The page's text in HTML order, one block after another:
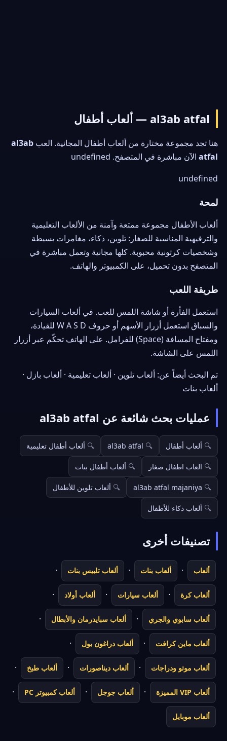
al3ab atfal — ألعاب أطفال
هنا تجد مجموعة مختارة من ألعاب أطفال المجانية. العب al3ab
atfal الآن مباشرة في المتصفح. undefined
undefined
لمحة
ألعاب الأطفال مجموعة ممتعة وآمنة من الألعاب التعليمية
والترفيهية المناسبة للصغار: تلوين، ذكاء، مغامرات بسيطة
وشخصيات كرتونية محبوبة. كلها مجانية وتعمل مباشرة في
المتصفح بدون تحميل، على الكمبيوتر والهاتف.
طريقة اللعب
استعمل الفأرة أو شاشة اللمس للعب. في ألعاب السيارات
والسباق استعمل أزرار الأسهم أو حروف W A S D للقيادة،
ومفتاح المسافة (Space) للفرامل. على الهاتف تحكّم عبر أزرار
اللمس على الشاشة.
تم البحث أيضاً عن: ألعاب تلوين · ألعاب تعليمية · ألعاب بازل ·
ألعاب بنات
عمليات بحث شائعة عن al3ab atfal
ألعاب أطفال al3ab atfal ألعاب أطفال تعليمية
العاب اطفال صغار ألعاب أطفال بنات
al3ab atfal majaniya ألعاب تلوين للأطفال
ألعاب ذكاء للأطفال
تصنيفات أخرى
ألعاب · ألعاب بنات · ألعاب تلبيس بنات ·
ألعاب كرة · ألعاب سيارات · ألعاب أولاد ·
ألعاب سابوي والجري · ألعاب سبايدرمان والأبطال ·
ألعاب ماين كرافت · ألعاب دراغون بول ·
ألعاب موتو ودراجات · ألعاب ديناصورات · ألعاب طبخ ·
ألعاب VIP المميزة · ألعاب جوجل · ألعاب كمبيوتر PC ·
ألعاب موبايل